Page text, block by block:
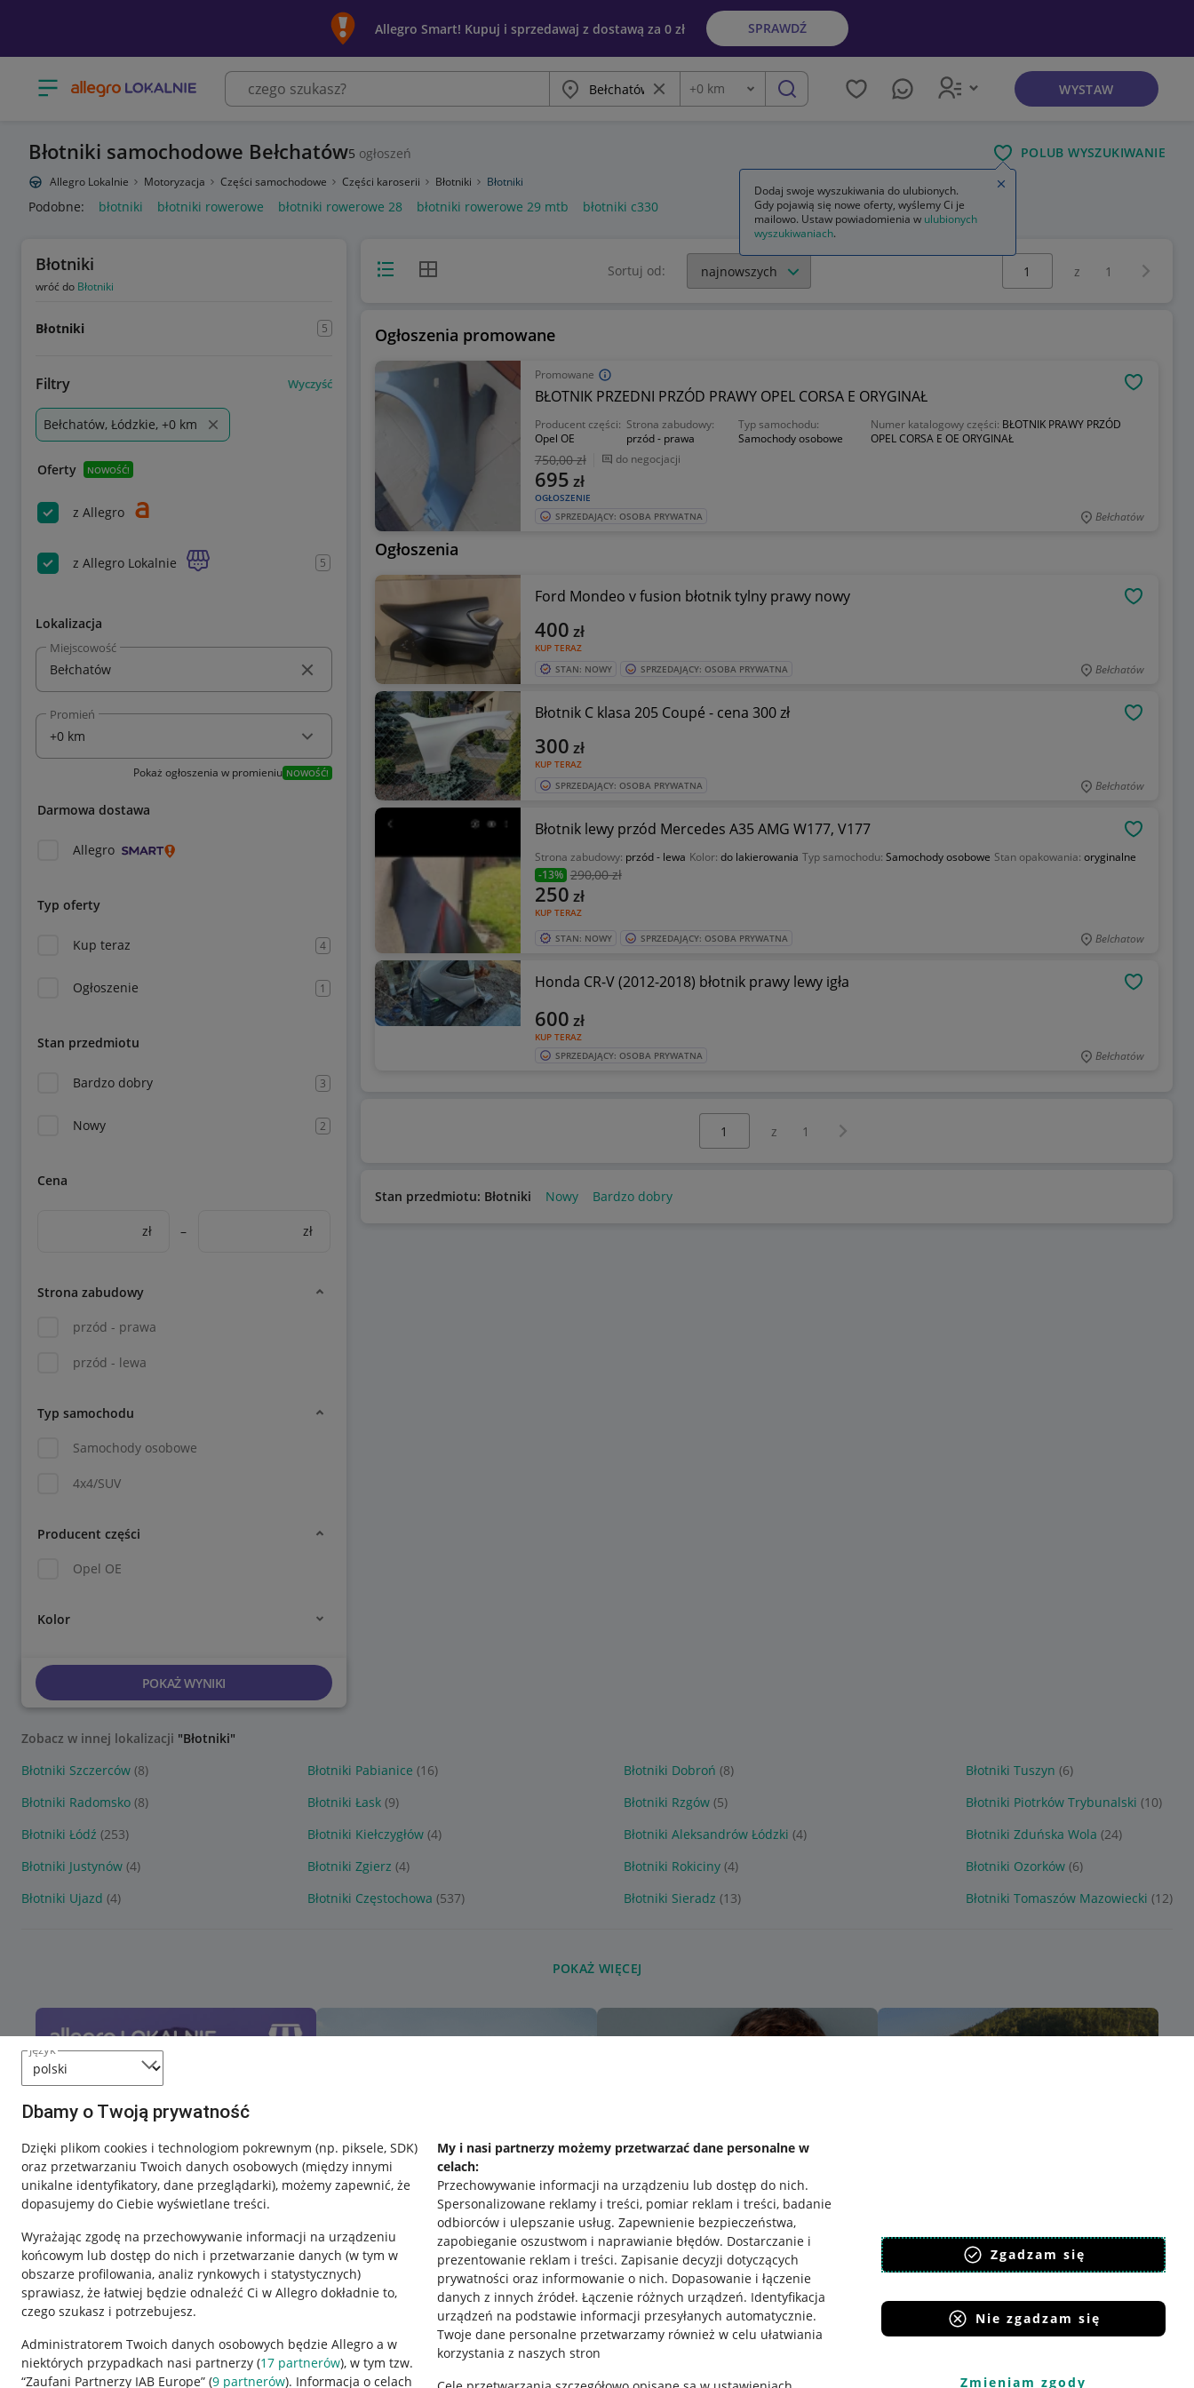
język
Dbamy o Twoją prywatność
Dzięki plikom cookies i technologiom pokrewnym (np. piksele, SDK)
oraz przetwarzaniu Twoich danych osobowych (między innymi
unikalne identyfikatory, dane przeglądarki), możemy zapewnić, że
dopasujemy do Ciebie wyświetlane treści.
Wyrażając zgodę na przechowywanie informacji na urządzeniu
końcowym lub dostęp do nich i przetwarzanie danych (w tym w
obszarze profilowania, analiz rynkowych i statystycznych)
sprawiasz, że łatwiej będzie odnaleźć Ci w Allegro dokładnie to,
czego szukasz i potrzebujesz.
Administratorem Twoich danych osobowych będzie Allegro a w
niektórych przypadkach nasi partnerzy (17 partnerów), w tym tzw.
“Zaufani Partnerzy IAB Europe” (9 partnerów). Informacja o celach
My i nasi partnerzy możemy przetwarzać dane personalne w
celach:
Przechowywanie informacji na urządzeniu lub dostęp do nich.
Spersonalizowane reklamy i treści, pomiar reklam i treści, badanie
odbiorców i ulepszanie usług. Zapewnienie bezpieczeństwa,
zapobieganie oszustwom i naprawianie błędów. Dostarczanie i
prezentowanie reklam i treści. Zapisanie decyzji dotyczących
prywatności oraz informowanie o nich. Dopasowanie i łączenie
danych z innych źródeł. Łączenie różnych urządzeń. Identyfikacja
urządzeń na podstawie informacji przesyłanych automatycznie.
Twoje dane personalne przetwarzamy również w celu ułatwiania
korzystania z naszych stron
Zgadzam się
Nie zgadzam się
Zmieniam zgody
Allegro Smart! Kupuj i sprzedawaj z dostawą za 0 zł SPRAWDŹ
Otwórz menu z kategoriami Miasto Wyczyść frazę
Odległość
+0 km szukaj WYSTAW
Błotniki samochodowe Bełchatów5 ogłoszeń POLUB WYSZUKIWANIE
Allegro Lokalnie Motoryzacja Części samochodowe Części karoserii Błotniki Błotniki
Podobne: błotniki błotniki rowerowe błotniki rowerowe 28 błotniki rowerowe 29 mtb błotniki c330
Błotniki
wróć do Błotniki
Błotniki 5
Filtry Wyczyść
Bełchatów, Łódzkie, +0 km
Oferty NOWOŚĆ!
z Allegro
z Allegro Lokalnie 5
Lokalizacja
Miejscowość
Promień
Pokaż ogłoszenia w promieniu NOWOŚĆ!
Darmowa dostawa
Allegro
Typ oferty
Kup teraz 4
Ogłoszenie 1
Stan przedmiotu
Bardzo dobry 3
Nowy 2
Cena
zł – zł
Strona zabudowy
przód - prawa
przód - lewa
Typ samochodu
Samochody osobowe
4x4/SUV
Producent części
Opel OE
Kolor
POKAŻ WYNIKI
Widok listyWidok siatki Sortuj od:
Wybierz stronę:
z 1
Ogłoszenia promowane
Promowane
BŁOTNIK PRZEDNI PRZÓD PRAWY OPEL CORSA E ORYGINAŁ
Producent części:
Opel OE
Strona zabudowy:
przód - prawa
Typ samochodu:
Samochody osobowe
Numer katalogowy części: BŁOTNIK PRAWY PRZÓD
OPEL CORSA E OE ORYGINAŁ
750,00 zł do negocjacji
OGŁOSZENIE
695 zł
SPRZEDAJĄCY: OSOBA PRYWATNA Bełchatów
Ogłoszenia
Ford Mondeo v fusion błotnik tylny prawy nowy
KUP TERAZ
400 zł
STAN: NOWY SPRZEDAJĄCY: OSOBA PRYWATNA Bełchatów
Błotnik C klasa 205 Coupé - cena 300 zł
KUP TERAZ
300 zł
SPRZEDAJĄCY: OSOBA PRYWATNA Bełchatów
Błotnik lewy przód Mercedes A35 AMG W177, V177
Strona zabudowy: przód - lewa Kolor: do lakierowania Typ samochodu: Samochody osobowe Stan opakowania: oryginalne
-13% 290,00 zł
KUP TERAZ
250 zł
STAN: NOWY SPRZEDAJĄCY: OSOBA PRYWATNA Belchatow
Honda CR-V (2012-2018) błotnik prawy lewy igła
KUP TERAZ
600 zł
SPRZEDAJĄCY: OSOBA PRYWATNA Bełchatów
z 1 Następna strona
Stan przedmiotu: Błotniki Nowy Bardzo dobry
Zobacz w innej lokalizacji "Błotniki"
Błotniki Szczerców (8) Błotniki Pabianice (16) Błotniki Dobroń (8) Błotniki Tuszyn (6)
Błotniki Radomsko (8) Błotniki Łask (9) Błotniki Rzgów (5) Błotniki Piotrków Trybunalski (10)
Błotniki Łódź (253) Błotniki Kiełczygłów (4) Błotniki Aleksandrów Łódzki (4) Błotniki Zduńska Wola (24)
Błotniki Justynów (4) Błotniki Zgierz (4) Błotniki Rokiciny (4) Błotniki Ozorków (6)
Błotniki Ujazd (4) Błotniki Częstochowa (537) Błotniki Sieradz (13) Błotniki Tomaszów Mazowiecki (12)
POKAŻ WIĘCEJ
Nawigacja
Przydatne informacje
Jak to działa
Regulamin
Pobierz aplikację
Dodaj swoje wyszukiwania do ulubionych.
Gdy pojawią się nowe oferty, wyślemy Ci je
mailowo. Ustaw powiadomienia w ulubionych
wyszukiwaniach.
Zamknij wskazówkę